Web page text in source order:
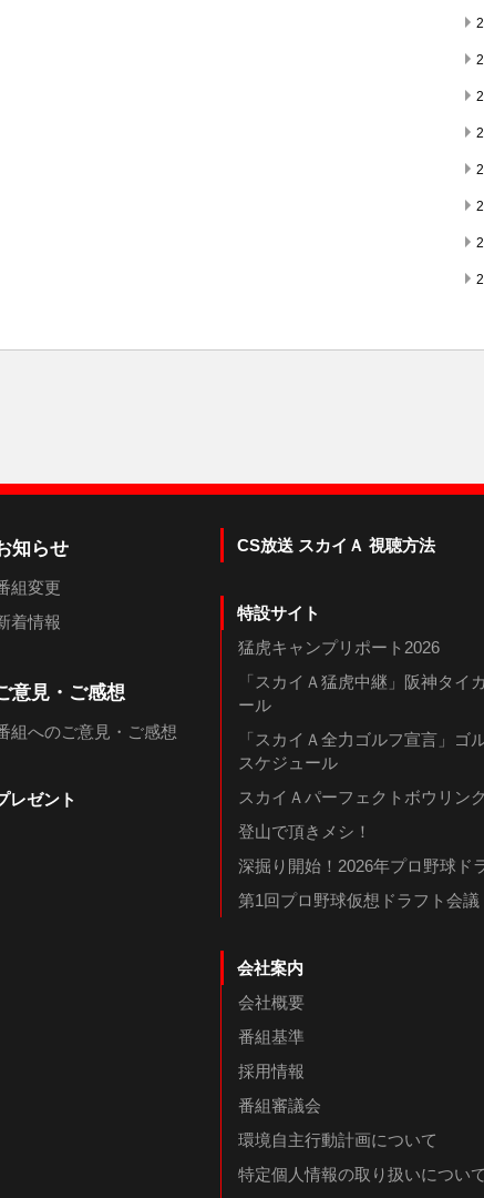
知らせ
組変更
着情報
意見・ご感想
組へのご意見・ご感想
レゼント
CS放送 スカイＡ 視聴方法
特設サイト
猛虎キャンプリポート2026
「スカイＡ猛虎中継」阪神タイ
ール
「スカイＡ全力ゴルフ宣言」ゴ
スケジュール
スカイＡパーフェクトボウリン
登山で頂きメシ！
深掘り開始！2026年プロ野球ド
第1回プロ野球仮想ドラフト会議
会社案内
会社概要
番組基準
採用情報
番組審議会
環境自主行動計画について
特定個人情報の取り扱いについて